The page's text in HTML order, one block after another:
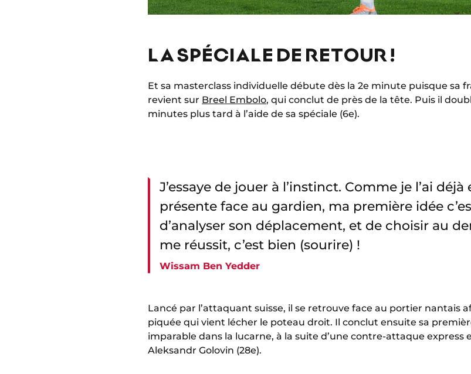
LA SPÉCIALE DE RETOUR !
Et sa masterclass individuelle débute dès la 2e minute puisque sa
revient sur Breel Embolo, qui conclut de près de la tête. Puis il
minutes plus tard à l’aide de sa spéciale (6e).
J’essaye de jouer à l’instinct. Comme je l’ai
présente face au gardien, ma première idée
d’analyser son déplacement, et de choisir au
me réussit, c’est bien (sourire) !
Wissam Ben Yedder
Lancé par l’attaquant suisse, il se retrouve face au portier nantais
piquée qui vient lécher le poteau droit. Il conclut ensuite sa
imparable dans la lucarne, à la suite d’une contre-attaque express
Aleksandr Golovin (28e).